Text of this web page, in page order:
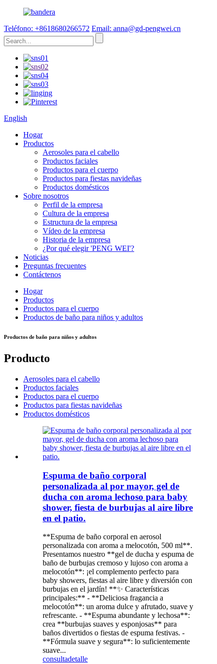
Teléfono: +8618680266572 Email: anna@gd-pengwei.cn
English
Hogar
Productos
Aerosoles para el cabello
Productos faciales
Productos para el cuerpo
Productos para fiestas navideñas
Productos domésticos
Sobre nosotros
Perfil de la empresa
Cultura de la empresa
Estructura de la empresa
Vídeo de la empresa
Historia de la empresa
¿Por qué elegir 'PENG WEI'?
Noticias
Preguntas frecuentes
Contáctenos
Hogar
Productos
Productos para el cuerpo
Productos de baño para niños y adultos
Productos de baño para niños y adultos
Producto
Aerosoles para el cabello
Productos faciales
Productos para el cuerpo
Productos para fiestas navideñas
Productos domésticos
Espuma de baño corporal
personalizada al por mayor, gel de
ducha con aroma lechoso para baby
shower, fiesta de burbujas al aire libre
en el patio.
**Espuma de baño corporal en aerosol
personalizada con aroma a melocotón, 500 ml**.
Presentamos nuestro **gel de ducha y espuma de
baño de burbujas cremoso y lujoso con aroma a
melocotón**: ¡el complemento perfecto para
baby showers, fiestas al aire libre y diversión con
burbujas en el jardín! **✨ Características
principales:** - **Deliciosa fragancia a
melocotón**: un aroma dulce y afrutado, suave y
refrescante. - **Espuma abundante y lechosa**:
crea **burbujas suaves y esponjosas** para
baños divertidos o fiestas de espuma festivas. -
**Fórmula suave y segura**: lo suficientemente
suave...
consultadetalle